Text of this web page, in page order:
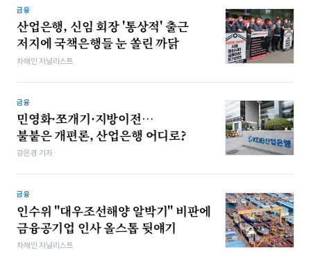
금융
산업은행, 신임 회장 '통상적' 출근
저지에 국책은행들 눈 쏠린 까닭
차해인 저널리스트
금융
민영화·쪼개기·지방이전…
불붙은 개편론, 산업은행 어디로?
강은경 기자
금융
인수위 "대우조선해양 알박기" 비판에
금융공기업 인사 올스톱 뒷얘기
차해인 저널리스트